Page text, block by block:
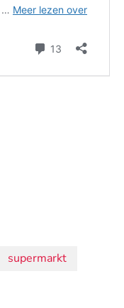
supermarkt